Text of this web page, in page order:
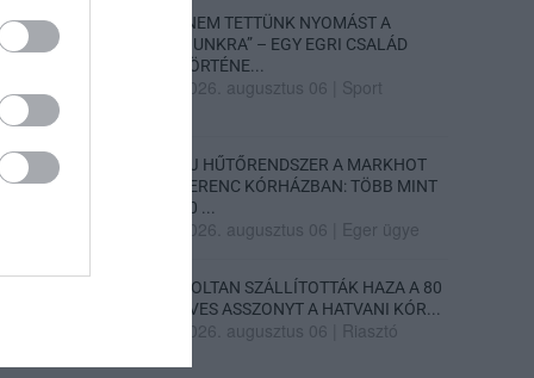
„NEM TETTÜNK NYOMÁST A
FIUNKRA” – EGY EGRI CSALÁD
TÖRTÉNE...
2026. augusztus 06 Sport
ÚJ HŰTŐRENDSZER A MARKHOT
FERENC KÓRHÁZBAN: TÖBB MINT
70 ...
2026. augusztus 06 Eger ügye
HOLTAN SZÁLLÍTOTTÁK HAZA A 80
ÉVES ASSZONYT A HATVANI KÓR...
2026. augusztus 06 Riasztó